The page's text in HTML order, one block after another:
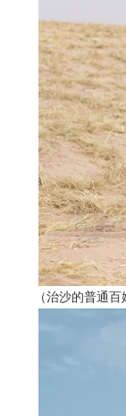
（治沙的普通百